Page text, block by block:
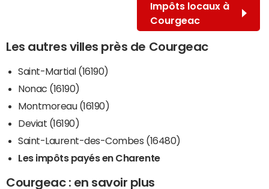
Impôts locaux à
Courgeac
Les autres villes près de Courgeac
Saint-Martial (16190)
Nonac (16190)
Montmoreau (16190)
Deviat (16190)
Saint-Laurent-des-Combes (16480)
Les impôts payés en Charente
Courgeac : en savoir plus